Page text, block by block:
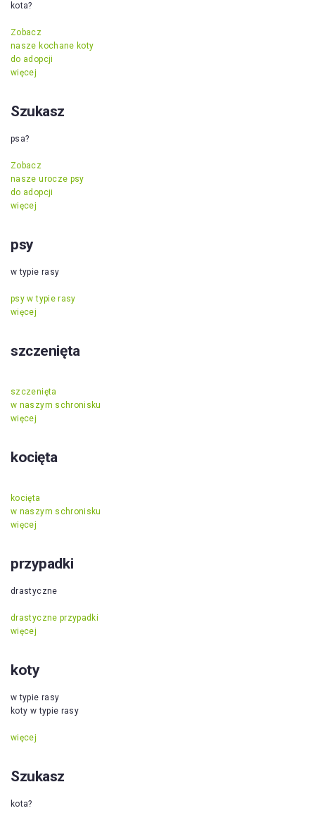
kota?
Zobacz
nasze kochane koty
do adopcji
więcej
Szukasz
psa?
Zobacz
nasze urocze psy
do adopcji
więcej
psy
w typie rasy
psy w typie rasy
więcej
szczenięta
szczenięta
w naszym schronisku
więcej
kocięta
kocięta
w naszym schronisku
więcej
przypadki
drastyczne
drastyczne przypadki
więcej
koty
w typie rasy
koty w typie rasy
więcej
Szukasz
kota?